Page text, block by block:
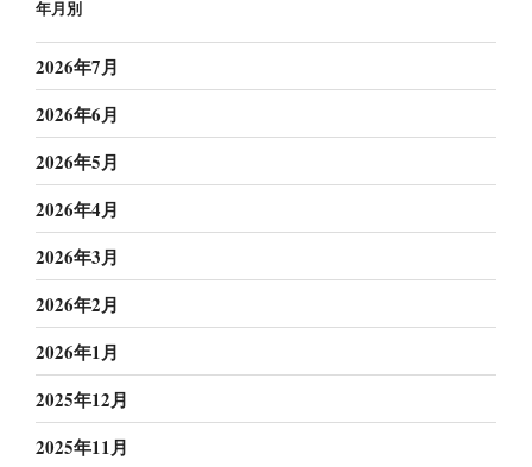
年月別
2026年7月
2026年6月
2026年5月
2026年4月
2026年3月
2026年2月
2026年1月
2025年12月
2025年11月